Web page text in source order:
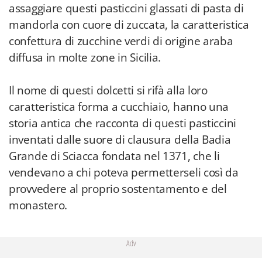
assaggiare questi pasticcini glassati di pasta di
mandorla con cuore di zuccata, la caratteristica
confettura di zucchine verdi di origine araba
diffusa in molte zone in Sicilia.
Il nome di questi dolcetti si rifà alla loro
caratteristica forma a cucchiaio, hanno una
storia antica che racconta di questi pasticcini
inventati dalle suore di clausura della Badia
Grande di Sciacca fondata nel 1371, che li
vendevano a chi poteva permetterseli così da
provvedere al proprio sostentamento e del
monastero.
Adv